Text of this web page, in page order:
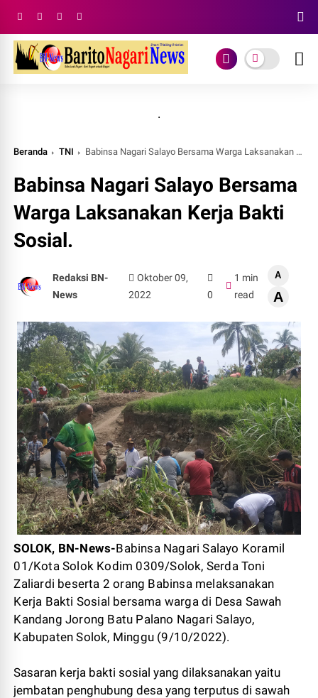
.
Beranda TNI Babinsa Nagari Salayo Bersama Warga Laksanakan Kerja Bakti Sosial.
Babinsa Nagari Salayo Bersama
Warga Laksanakan Kerja Bakti
Sosial.
Redaksi BN-
News
Oktober 09,
2022
0
1 min
read
A
A
SOLOK, BN-News-Babinsa Nagari Salayo Koramil
01/Kota Solok Kodim 0309/Solok, Serda Toni
Zaliardi beserta 2 orang Babinsa melaksanakan
Kerja Bakti Sosial bersama warga di Desa Sawah
Kandang Jorong Batu Palano Nagari Salayo,
Kabupaten Solok, Minggu (9/10/2022).
Sasaran kerja bakti sosial yang dilaksanakan yaitu
jembatan penghubung desa yang terputus di sawah